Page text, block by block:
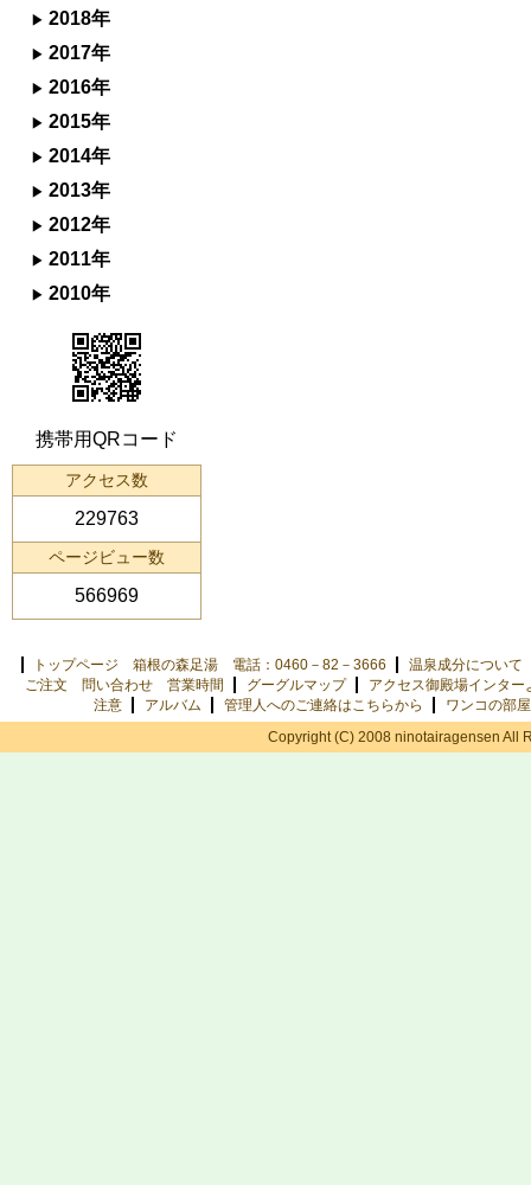
2018年
2017年
2016年
2015年
2014年
2013年
2012年
2011年
2010年
携帯用QRコード
アクセス数
229763
ページビュー数
566969
トップページ 箱根の森足湯 電話：0460－82－3666
温泉成分について
ご注文 問い合わせ 営業時間
グーグルマップ
アクセス御殿場インター
注意
アルバム 管理人へのご連絡はこちらから
ワンコの部屋
Copyright (C) 2008 ninotairagensen All